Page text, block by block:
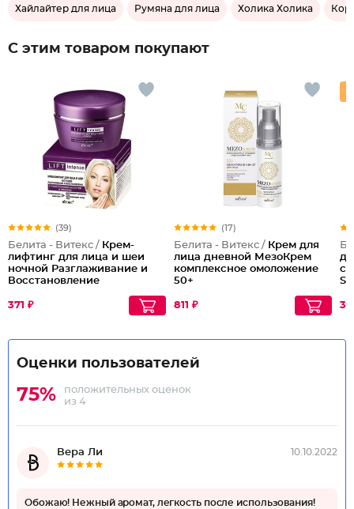
Хайлайтер для лица Румяна для лица Холика Холика
С этим товаром покупают
(39)
Белита - Витекс / Крем-
лифтинг для лица и шеи
ночной Разглаживание и
Восстановление
371 ₽
(17)
Белита - Витекс / Крем для
лица дневной МезоКрем
комплексное омоложение
50+
811 ₽
Оценки пользователей
75%
положительных оценок
из 4
Вера Ли 10.10.2022
Обожаю! Нежный аромат, легкость после использования!